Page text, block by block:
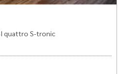
quattro S-tronic